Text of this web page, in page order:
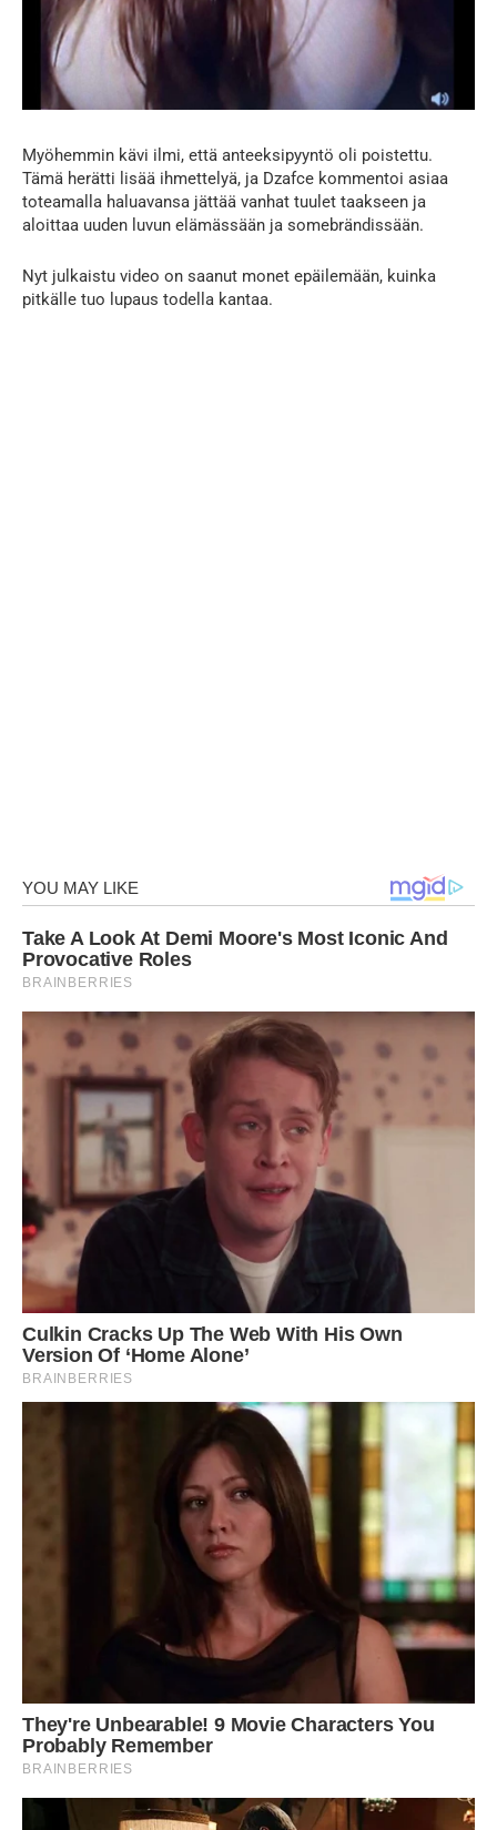
Myöhemmin kävi ilmi, että anteeksipyyntö oli poistettu.
Tämä herätti lisää ihmettelyä, ja Dzafce kommentoi asiaa
toteamalla haluavansa jättää vanhat tuulet taakseen ja
aloittaa uuden luvun elämässään ja somebrändissään.
Nyt julkaistu video on saanut monet epäilemään, kuinka
pitkälle tuo lupaus todella kantaa.